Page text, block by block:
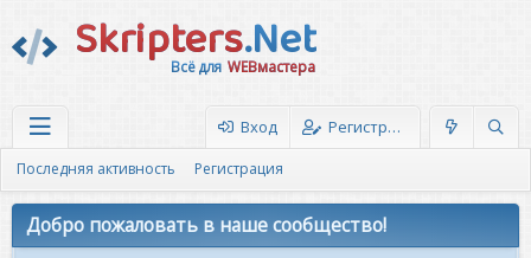
Skripters.Net
Всё для WEBмастера
Вход Регистрация
Последняя активность Регистрация
Добро пожаловать в наше сообщество!